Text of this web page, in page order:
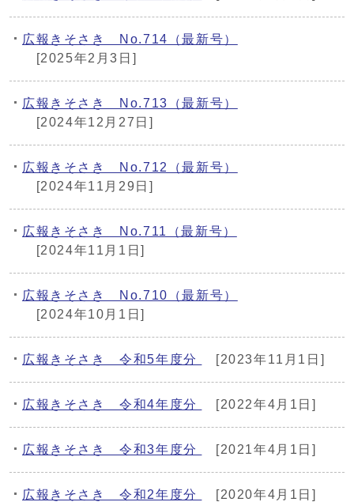
広報きそさき No.714（最新号）
[2025年2月3日]
広報きそさき No.713（最新号）
[2024年12月27日]
広報きそさき No.712（最新号）
[2024年11月29日]
広報きそさき No.711（最新号）
[2024年11月1日]
広報きそさき No.710（最新号）
[2024年10月1日]
広報きそさき 令和5年度分 [2023年11月1日]
広報きそさき 令和4年度分 [2022年4月1日]
広報きそさき 令和3年度分 [2021年4月1日]
広報きそさき 令和2年度分 [2020年4月1日]